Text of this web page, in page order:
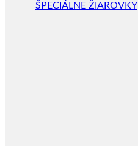
ŠPECIÁLNE ŽIAROVKY